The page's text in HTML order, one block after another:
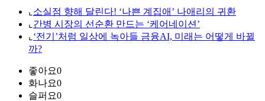
⌞ 소실점 향해 달린다! ‘나쁜 계집애’ 나애리의 귀환
⌞ 간병 시장의 선순환 만드는 ‘케어네이션’
⌞ ‘전기’처럼 일상에 녹아들 금융AI, 미래는 어떻게 바뀔
까?
좋아요0
화나요0
슬퍼요0